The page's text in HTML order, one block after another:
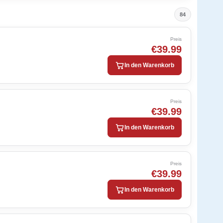
84
Preis
€39.99
In den Warenkorb
Preis
€39.99
In den Warenkorb
Preis
€39.99
In den Warenkorb